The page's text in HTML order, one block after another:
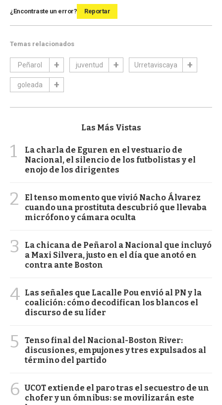
¿Encontraste un error? Reportar
Temas relacionados
Peñarol juventud Urretaviscaya
goleada
Las Más Vistas
1
La charla de Eguren en el vestuario de
Nacional, el silencio de los futbolistas y el
enojo de los dirigentes
2
El tenso momento que vivió Nacho Álvarez
cuando una prostituta descubrió que llevaba
micrófono y cámara oculta
3
La chicana de Peñarol a Nacional que incluyó
a Maxi Silvera, justo en el día que anotó en
contra ante Boston
4 Las señales que Lacalle Pou envió al PN y la
coalición: cómo decodifican los blancos el
discurso de su líder
5
Tenso final del Nacional-Boston River:
discusiones, empujones y tres expulsados al
término del partido
6 UCOT extiende el paro tras el secuestro de un
chofer y un ómnibus: se movilizarán este